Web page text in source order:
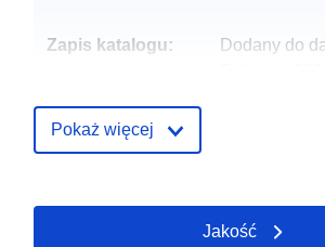
Zapis katalogu: Dodany do
50.0974 ], [ 7.15392,
50.0974 ], [ 7.15392,
Pokaż więcej
Jakość